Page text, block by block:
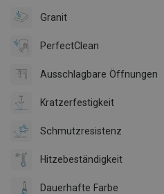
Granit
PerfectClean
Ausschlagbare Öffnungen
Kratzerfestigkeit
Schmutzresistenz
Hitzebeständigkeit
Dauerhafte Farbe